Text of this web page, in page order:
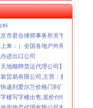
年半年度报告_证券之星
科
市君合律师事务所关于南方出版
来：）全国各地户外用品店详解-
进出口公司
地顺聘货运代理公司】网点,地址,
装贸易有限公司,主营：服装服饰,箱
递到爱尔兰价格门到门国际包税
楼写字楼出售,底价付6万（企业天
房地产代理有限公司发展战略研